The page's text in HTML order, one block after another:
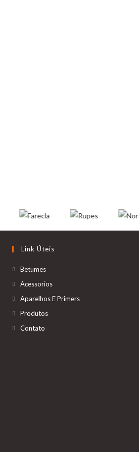
Link Úteis
Betumes
Acessorios
Aparelhos E Primers
Produtos
Contato